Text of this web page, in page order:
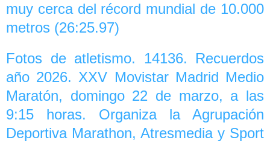
muy cerca del récord mundial de 10.000
metros (26:25.97)
Fotos de atletismo. 14136. Recuerdos
año 2026. XXV Movistar Madrid Medio
Maratón, domingo 22 de marzo, a las
9:15 horas. Organiza la Agrupación
Deportiva Marathon, Atresmedia y Sport